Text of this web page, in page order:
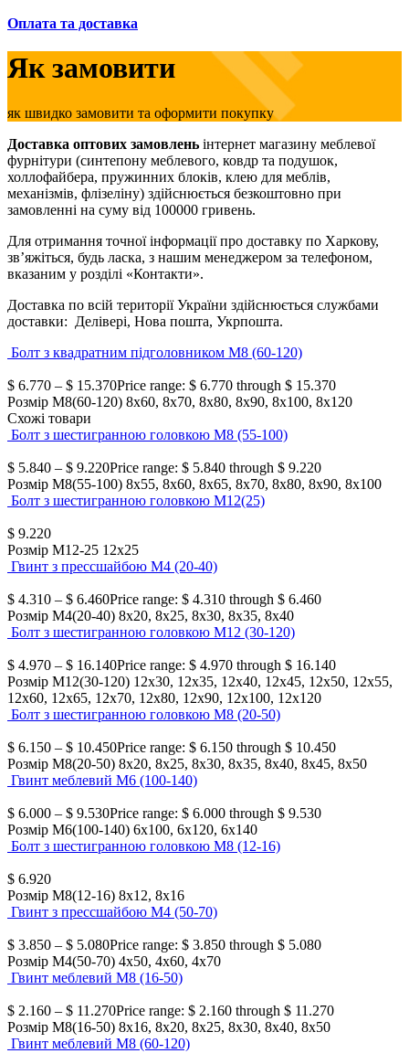
Оплата та доставка
Як замовити
як швидко замовити та оформити покупку
Доставка оптових замовлень інтернет магазину меблевої
фурнітури (синтепону меблевого, ковдр та подушок,
холлофайбера, пружинних блоків, клею для меблів,
механізмів, флізеліну) здійснюється безкоштовно при
замовленні на суму від 100000 гривень.
Для отримання точної інформації про доставку по Харкову,
зв’яжіться, будь ласка, з нашим менеджером за телефоном,
вказаним у розділі «Контакти».
Доставка по всій території України здійснюється службами
доставки: Делівері, Нова пошта, Укрпошта.
Болт з квадратним підголовником М8 (60-120)
$ 6.770 – $ 15.370Price range: $ 6.770 through $ 15.370
Розмір М8(60-120) 8х60, 8х70, 8х80, 8х90, 8х100, 8х120
Схожі товари
Болт з шестигранною головкою М8 (55-100)
$ 5.840 – $ 9.220Price range: $ 5.840 through $ 9.220
Розмір М8(55-100) 8х55, 8х60, 8х65, 8х70, 8х80, 8х90, 8х100
Болт з шестигранною головкою М12(25)
$ 9.220
Розмір М12-25 12х25
Гвинт з прессшайбою М4 (20-40)
$ 4.310 – $ 6.460Price range: $ 4.310 through $ 6.460
Розмір М4(20-40) 8х20, 8х25, 8х30, 8х35, 8х40
Болт з шестигранною головкою М12 (30-120)
$ 4.970 – $ 16.140Price range: $ 4.970 through $ 16.140
Розмір М12(30-120) 12х30, 12х35, 12х40, 12х45, 12х50, 12х55,
12х60, 12х65, 12х70, 12х80, 12х90, 12х100, 12х120
Болт з шестигранною головкою М8 (20-50)
$ 6.150 – $ 10.450Price range: $ 6.150 through $ 10.450
Розмір М8(20-50) 8х20, 8х25, 8х30, 8х35, 8х40, 8х45, 8х50
Гвинт меблевий М6 (100-140)
$ 6.000 – $ 9.530Price range: $ 6.000 through $ 9.530
Розмір М6(100-140) 6х100, 6х120, 6х140
Болт з шестигранною головкою М8 (12-16)
$ 6.920
Розмір М8(12-16) 8х12, 8х16
Гвинт з прессшайбою М4 (50-70)
$ 3.850 – $ 5.080Price range: $ 3.850 through $ 5.080
Розмір М4(50-70) 4х50, 4х60, 4х70
Гвинт меблевий М8 (16-50)
$ 2.160 – $ 11.270Price range: $ 2.160 through $ 11.270
Розмір М8(16-50) 8х16, 8х20, 8х25, 8х30, 8х40, 8х50
Гвинт меблевий М8 (60-120)